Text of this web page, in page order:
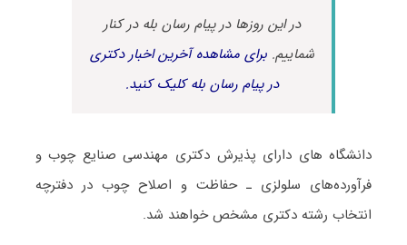
در این روزها در پیام رسان بله در کنار
شماییم.برای مشاهده آخرین اخبار دکتری
در پیام رسان بله کلیک کنید.
دانشگاه های دارای پذیرش دکتری مهندسی صنایع چوب و
فرآورده‌های سلولزی ـ حفاظت و اصلاح چوب در دفترچه
انتخاب رشته دکتری مشخص خواهند شد.